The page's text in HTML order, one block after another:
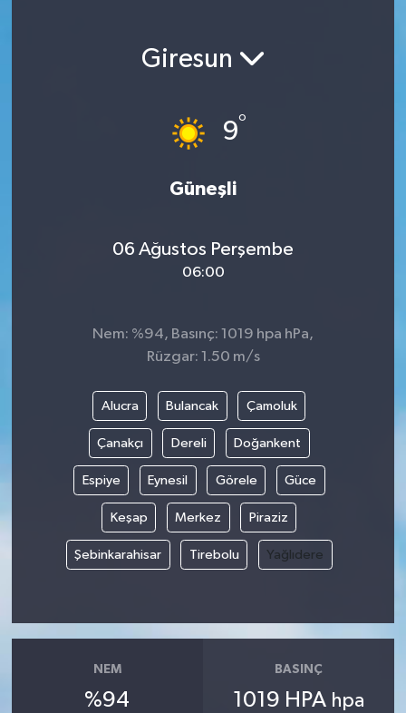
Giresun
9°
Güneşli
06 Ağustos Perşembe
06:00
Nem: %94, Basınç: 1019 hpa hPa,
Rüzgar: 1.50 m/s
Alucra Bulancak Çamoluk
Çanakçı Dereli Doğankent
Espiye Eynesil Görele Güce
Keşap Merkez Piraziz
Şebinkarahisar Tirebolu Yağlıdere
NEM
%94
BASINÇ
1019 HPA hpa